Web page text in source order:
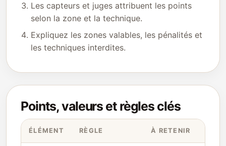
Les capteurs et juges attribuent les points
selon la zone et la technique.
Expliquez les zones valables, les pénalités et
les techniques interdites.
Points, valeurs et règles clés
ÉLÉMENT RÈGLE À RETENIR